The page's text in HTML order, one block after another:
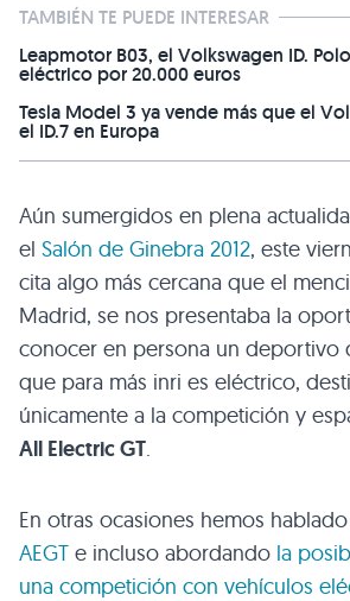
TAMBIÉN TE PUEDE INTERESAR
Leapmotor B03, el Volkswagen ID.
eléctrico por 20.000 euros
Tesla Model 3 ya vende más que el
el ID.7 en Europa
Aún sumergidos en plena
el Salón de Ginebra 2012, este
cita algo más cercana que el
Madrid, se nos presentaba la
conocer en persona un deportivo
que para más inri es eléctrico,
únicamente a la competición y
All Electric GT.
En otras ocasiones hemos
AEGT e incluso abordando la
una competición con vehículos